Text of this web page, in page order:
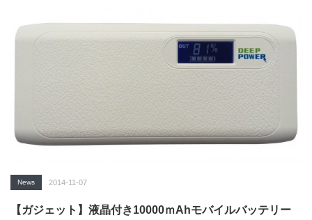
News 2014-11-07
【ガジェット】液晶付き10000ｍAhモバイルバッテリー